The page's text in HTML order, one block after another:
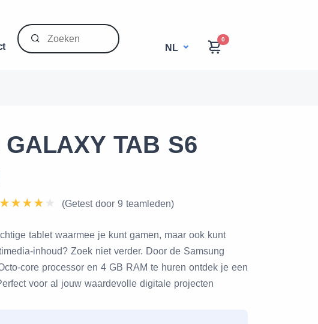
NL
0
GALAXY TAB S6
(Getest door 9 teamleden)
tablet waarmee je kunt gamen, maar ook kunt
inhoud? Zoek niet verder. Door de Samsung
core processor en 4 GB RAM te huren ontdek je een
voor al jouw waardevolle digitale projecten